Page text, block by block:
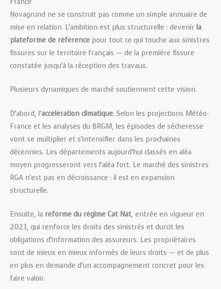
Novagrund ne se construit pas comme un simple annuaire de
mise en relation. L’ambition est plus structurelle : devenir la
plateforme de référence pour tout ce qui touche aux sinistres
fissures sur le territoire français — de la première fissure
constatée jusqu’à la réception des travaux.
Plusieurs dynamiques de marché soutiennent cette vision.
D’abord, l’accélération climatique. Selon les projections Météo-
France et les analyses du BRGM, les épisodes de sécheresse
vont se multiplier et s’intensifier dans les prochaines
décennies. Les départements aujourd’hui classés en aléa
moyen progresseront vers l’aléa fort. Le marché des sinistres
RGA n’est pas en décroissance : il est en expansion
structurelle.
Ensuite, la réforme du régime Cat Nat, entrée en vigueur en
2023, qui renforce les droits des sinistrés et durcit les
obligations d’information des assureurs. Les propriétaires
sont de mieux en mieux informés de leurs droits — et de plus
en plus en demande d’un accompagnement concret pour les
faire valoir.